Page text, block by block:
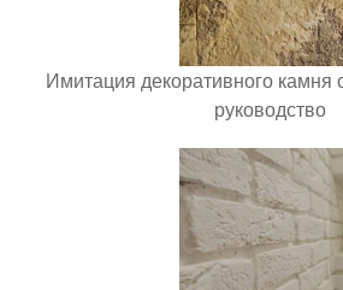
Имитация декоративного камня
руководство